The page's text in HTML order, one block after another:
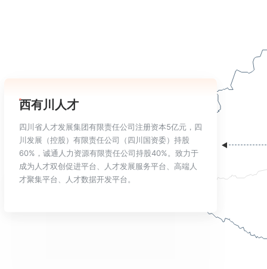
西有川人才
四川省人才发展集团有限责任公司注册资本5亿元，四
川发展（控股）有限责任公司（四川国资委）持股
60%，诚通人力资源有限责任公司持股40%。致力于
成为人才双创促进平台、人才发展服务平台、高端人
才聚集平台、人才数据开发平台。